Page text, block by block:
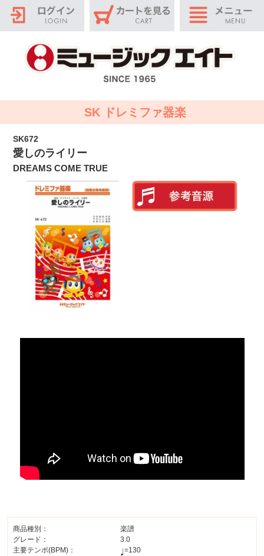
SK ドレミファ器楽
SK672
愛しのライリー
DREAMS COME TRUE
商品種別：
楽譜
グレード：
3.0
主要テンポ(BPM)：
=130